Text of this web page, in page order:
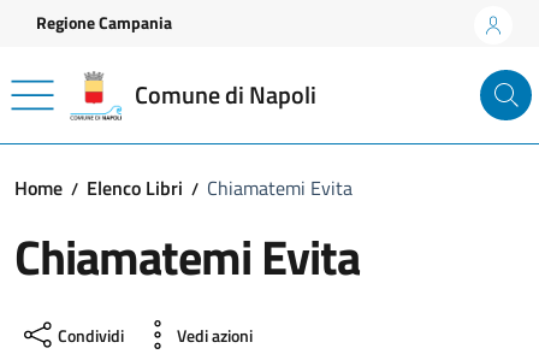
Vai ai contenuti
Vai al footer
Regione Campania
Comune di Napoli
Home Elenco Libri Chiamatemi Evita
Chiamatemi Evita
Condividi Vedi azioni